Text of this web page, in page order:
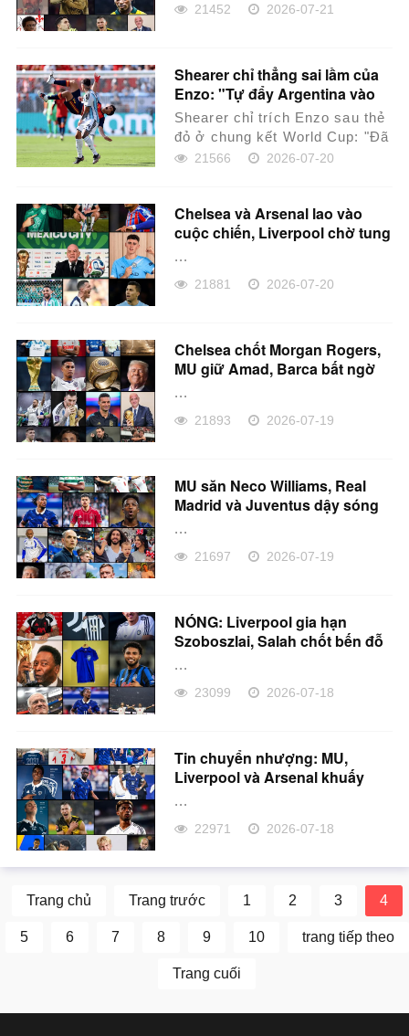
21452 2026-07-21
Shearer chỉ thẳng sai lầm của
Enzo: "Tự đẩy Argentina vào
thất bại!"
Shearer chỉ trích Enzo sau thẻ
đỏ ở chung kết World Cup: "Đã
có thẻ vàng mà còn vào bóng
21566 2026-07-20
Chelsea và Arsenal lao vào
cuộc chiến, Liverpool chờ tung
...
21881 2026-07-20
Chelsea chốt Morgan Rogers,
MU giữ Amad, Barca bất ngờ
...
21893 2026-07-19
MU săn Neco Williams, Real
Madrid và Juventus dậy sóng
...
21697 2026-07-19
NÓNG: Liverpool gia hạn
Szoboszlai, Salah chốt bến đỗ
...
23099 2026-07-18
Tin chuyển nhượng: MU,
Liverpool và Arsenal khuấy
...
22971 2026-07-18
Trang chủ Trang trước 1 2 3 4
5 6 7 8 9 10 trang tiếp theo
Trang cuối